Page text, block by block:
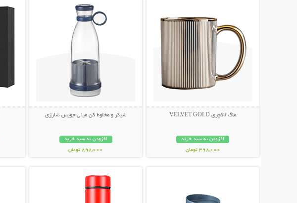
ماگ لاکچری VELVET GOLD
افزودن به سبد خرید
398,000 تومان
شیکر و مخلوط کن مینی جویس شارژی
افزودن به سبد خرید
898,000 تومان